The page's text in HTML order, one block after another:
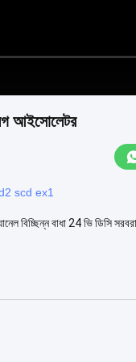
আইসোলেটর
scd ex1
বিচ্ছিন্ন বাধা 24 ভি ডিসি